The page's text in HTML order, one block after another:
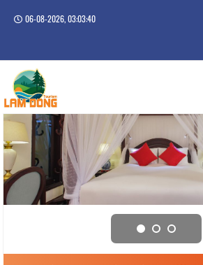
06-08-2026, 03:03:40